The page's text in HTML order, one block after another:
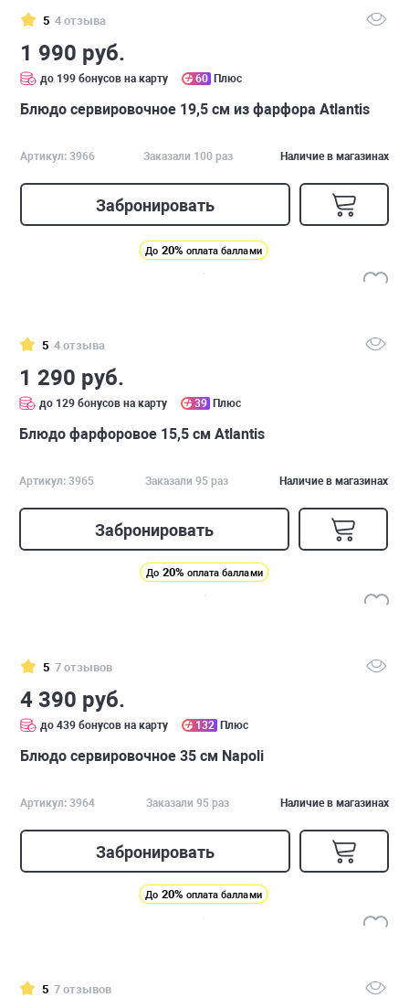
5 4 отзыва
1 990 руб.
до 199 бонусов на карту 60 Плюс
Блюдо сервировочное 19,5 см из фарфора Atlantis
Артикул: 3966 Заказали 100 раз Наличие в магазинах
Забронировать
До 20% оплата баллами
5 4 отзыва
1 290 руб.
до 129 бонусов на карту 39 Плюс
Блюдо фарфоровое 15,5 см Atlantis
Артикул: 3965 Заказали 95 раз Наличие в магазинах
Забронировать
До 20% оплата баллами
5 7 отзывов
4 390 руб.
до 439 бонусов на карту 132 Плюс
Блюдо сервировочное 35 см Napoli
Артикул: 3964 Заказали 95 раз Наличие в магазинах
Забронировать
До 20% оплата баллами
5 7 отзывов